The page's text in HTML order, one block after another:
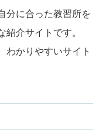
分に合った教習所を
紹介サイトです。
わかりやすいサイト